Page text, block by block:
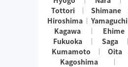
Tottori
Shimane
Hiroshima
Yamaguchi
Kagawa
Ehime
Fukuoka
Saga
Kumamoto
Oita
Kagoshima